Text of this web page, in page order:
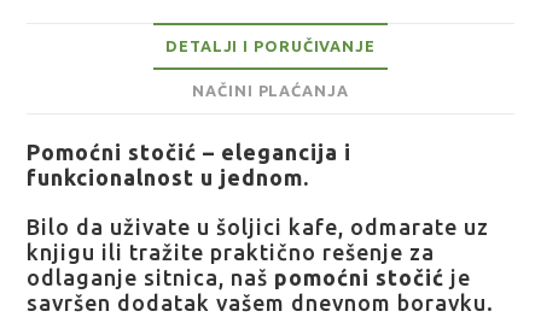
DETALJI I PORUČIVANJE
NAČINI PLAĆANJA
Pomoćni stočić – elegancija i
funkcionalnost u jednom.
Bilo da uživate u šoljici kafe, odmarate uz
knjigu ili tražite praktično rešenje za
odlaganje sitnica, naš pomoćni stočić je
savršen dodatak vašem dnevnom boravku.